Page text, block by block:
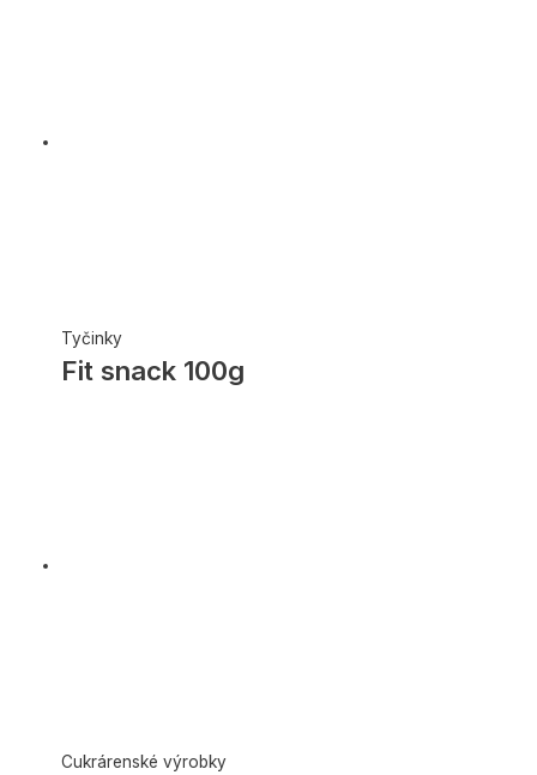
Tyčinky
Fit snack 100g
Cukrárenské výrobky